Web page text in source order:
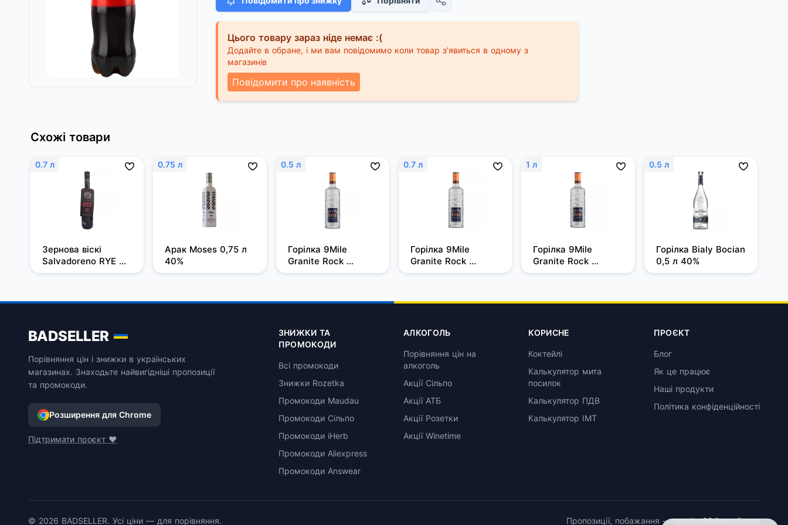
Цього товару зараз ніде немає :(
Додайте в обране, і ми вам повідомимо коли товар з'явиться в одному з
магазинів
Повідомити про наявність
Схожі товари
0.7 л
Зернова віскі
Salvadoreno RYE
0,7л 50%
0.75 л
Арак Moses 0,75 л
40%
0.5 л
Горілка 9Mile
Granite Rock
Filtered 0,5л, 37,5%
0.7 л
Горілка 9Mile
Granite Rock
Filtered 0,7 л, 37,5%
1 л
Горілка 9Mile
Granite Rock
Filtered 1 л, 37,5%
0.5 л
Горілка Bialy Bocian
0,5 л 40%
BADSELLER
Порівняння цін і знижки в українських
магазинах. Знаходьте найвигідніші пропозиції
та промокоди.
Розширення для Chrome
Підтримати проєкт ❤️
ЗНИЖКИ ТА
ПРОМОКОДИ
Всі промокоди
Знижки Rozetka
Промокоди Maudau
Промокоди Сільпо
Промокоди iHerb
Промокоди Aliexpress
Промокоди Answear
АЛКОГОЛЬ
Порівняння цін на
алкоголь
Акції Сільпо
Акції АТБ
Акції Розетки
Акції Winetime
КОРИСНЕ
Коктейлі
Калькулятор мита
посилок
Калькулятор ПДВ
Калькулятор ІМТ
ПРОЄКТ
Блог
Як це працює
Наші продукти
Політика конфіденційності
© 2026 BADSELLER. Усі ціни — для порівняння. Пропозиції, побажання —guruloz99@gmail.com